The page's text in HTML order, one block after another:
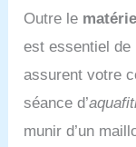
Outre le
est essentiel de
assurent votre
séance d’
munir d’un